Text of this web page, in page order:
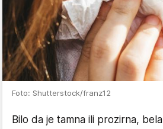
Foto: Shutterstock/franz12
Bilo da je tamna ili prozirna,